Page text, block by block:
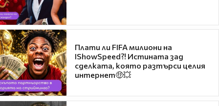
Плати ли FIFA милиони на
IShowSpeed?! Истината зад
сделката, която разтърси целия
интернет🤑💥